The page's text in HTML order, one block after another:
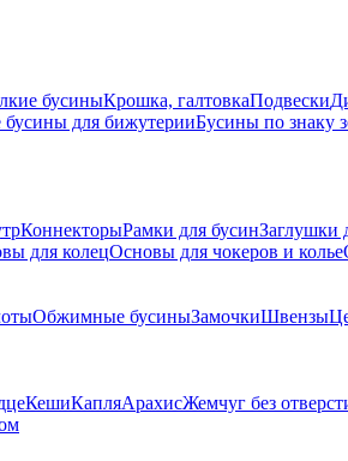
бусиныКрошка, галтовкаПодвески
бусины для бижутерииБусины по знаку
КоннекторыРамки для бусинЗаглушки
для колецОсновы для чокеров и колье
Обжимные бусиныЗамочкиШвензы
КешиКапляАрахисЖемчуг без